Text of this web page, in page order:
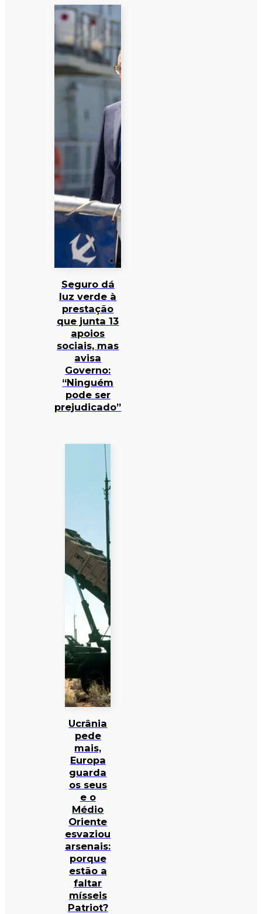
Seguro dá
luz verde à
prestação
que junta 13
apoios
sociais, mas
avisa
Governo:
“Ninguém
pode ser
prejudicado”
Ucrânia
pede
mais,
Europa
guarda
os seus
e o
Médio
Oriente
esvaziou
arsenais:
porque
estão a
faltar
mísseis
Patriot?